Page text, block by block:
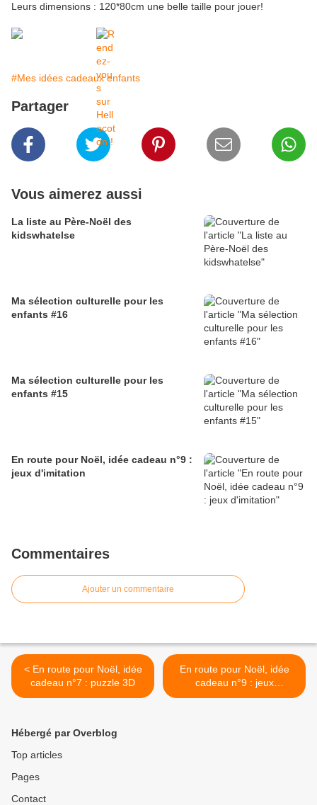
Leurs dimensions : 120*80cm une belle taille pour jouer!
#Mes idées cadeaux enfants
Partager
Vous aimerez aussi
La liste au Père-Noël des
kidswhatelse
Ma sélection culturelle pour les
enfants #16
Ma sélection culturelle pour les
enfants #15
En route pour Noël, idée cadeau n°9 :
jeux d'imitation
Commentaires
Ajouter un commentaire
< En route pour Noël, idée
cadeau n°7 : puzzle 3D
En route pour Noël, idée
cadeau n°9 : jeux
d'imitation >
Hébergé par Overblog
Top articles
Pages
Contact